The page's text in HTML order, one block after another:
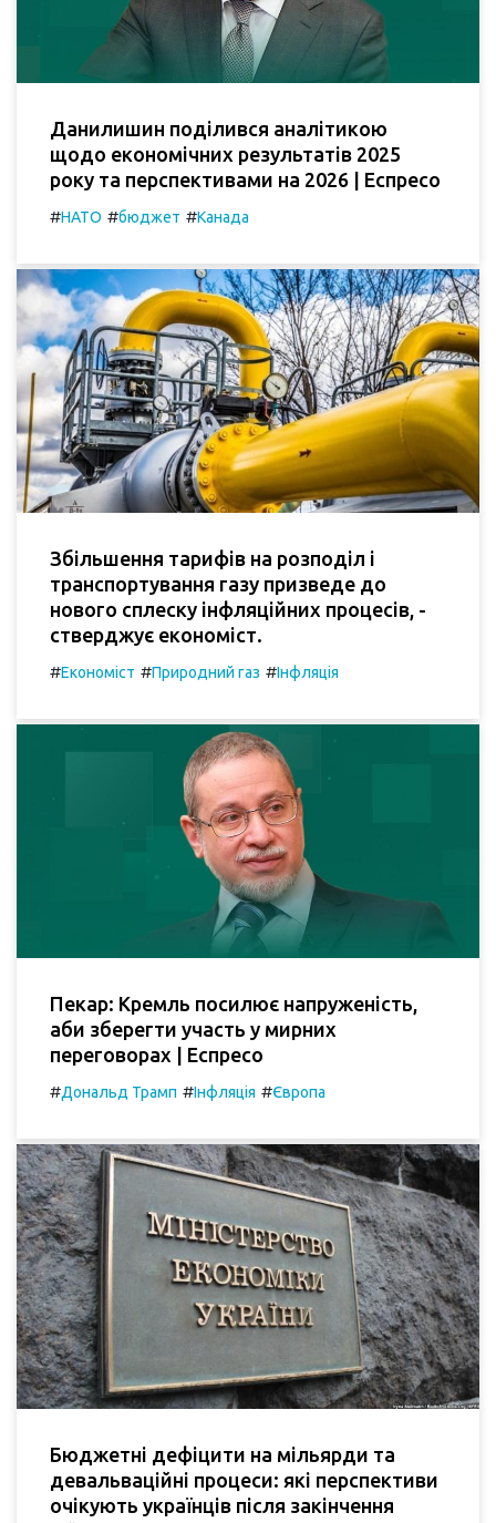
Данилишин поділився аналітикою
щодо економічних результатів 2025
року та перспективами на 2026 | Еспресо
#НАТО #бюджет #Канада
Збільшення тарифів на розподіл і
транспортування газу призведе до
нового сплеску інфляційних процесів, -
стверджує економіст.
#Економіст #Природний газ #Інфляція
Пекар: Кремль посилює напруженість,
аби зберегти участь у мирних
переговорах | Еспресо
#Дональд Трамп #Інфляція #Європа
Бюджетні дефіцити на мільярди та
девальваційні процеси: які перспективи
очікують українців після закінчення